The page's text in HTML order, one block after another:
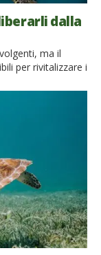
dalla
ma il
per rivitalizzare i
più diffusi